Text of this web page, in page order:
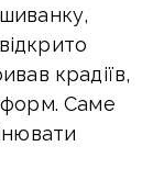
крадіїв,
Саме